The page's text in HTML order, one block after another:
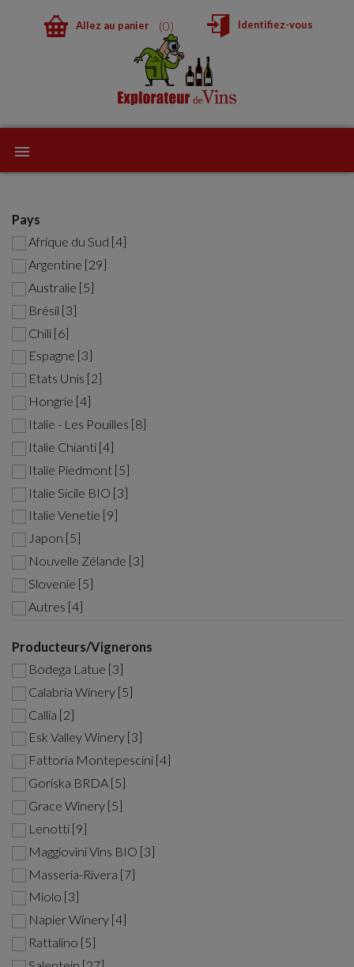
0
Allez au panier Identifiez-vous
Pays
Afrique du Sud [4]
Argentine [29]
Australie [5]
Brésil [3]
Chili [6]
Espagne [3]
Etats Unis [2]
Hongrie [4]
Italie - Les Pouilles [8]
Italie Chianti [4]
Italie Piedmont [5]
Italie Sicile BIO [3]
Italie Venetie [9]
Japon [5]
Nouvelle Zélande [3]
Slovenie [5]
Autres [4]
Producteurs/Vignerons
Bodega Latue [3]
Calabria Winery [5]
Callia [2]
Esk Valley Winery [3]
Fattoria Montepescini [4]
Goriska BRDA [5]
Grace Winery [5]
Lenotti [9]
Maggiovini Vins BIO [3]
Masseria-Rivera [7]
Miolo [3]
Napier Winery [4]
Rattalino [5]